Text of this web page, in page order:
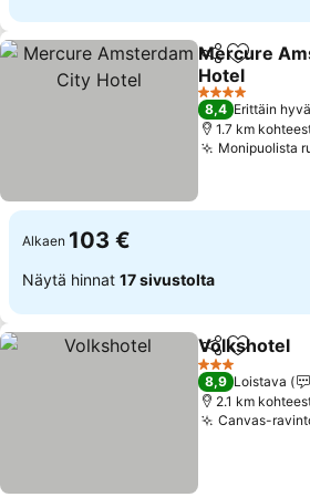
Jaa Lisää
Mercure
Hotel
Katso hinnat
4 Tähtiluokitus
8,4 Erittäin hyvä
1.7 km
Monipuolista
Alkaen 103 €
Näytä hinnat 17 sivustolta
Jaa Lisää
Volkshotel
3 Tähtiluokitus
8,9 Loistava
2.1 km
Canvas-